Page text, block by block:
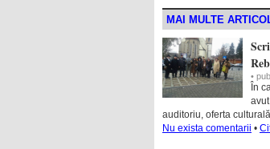
MAI MULTE
•
În
auditoriu, oferta
Nu exista comentarii •